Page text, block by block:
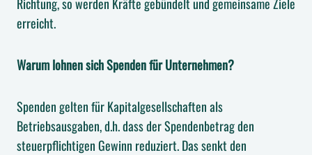
erreicht.
Warum lohnen sich Spenden für Unternehmen?
Spenden gelten für Kapitalgesellschaften als
Betriebsausgaben, d.h. dass der Spendenbetrag den
steuerpflichtigen Gewinn reduziert. Das senkt den